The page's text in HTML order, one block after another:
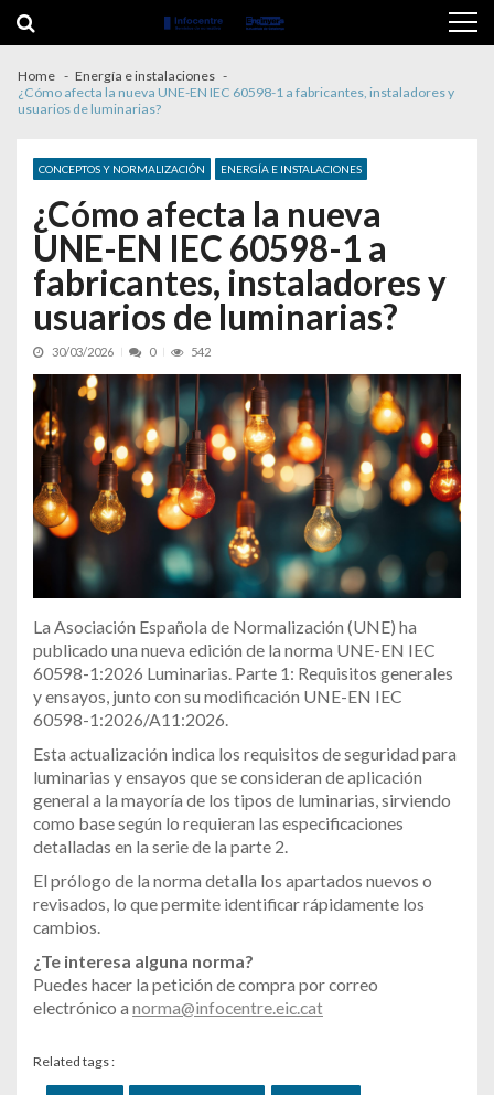
Home
Energía e instalaciones
¿Cómo afecta la nueva UNE-EN IEC 60598-1 a fabricantes, instaladores y
usuarios de luminarias?
CONCEPTOS Y NORMALIZACIÓN ENERGÍA E INSTALACIONES
¿Cómo afecta la nueva
UNE-EN IEC 60598-1 a
fabricantes, instaladores y
usuarios de luminarias?
30/03/2026 0 542
La Asociación Española de Normalización (UNE) ha
publicado una nueva edición de la norma UNE-EN IEC
60598-1:2026 Luminarias. Parte 1: Requisitos generales
y ensayos, junto con su modificación UNE-EN IEC
60598-1:2026/A11:2026.
Esta actualización indica los requisitos de seguridad para
luminarias y ensayos que se consideran de aplicación
general a la mayoría de los tipos de luminarias, sirviendo
como base según lo requieran las especificaciones
detalladas en la serie de la parte 2.
El prólogo de la norma detalla los apartados nuevos o
revisados, lo que permite identificar rápidamente los
cambios.
¿Te interesa alguna norma?
Puedes hacer la petición de compra por correo
electrónico a norma@infocentre.eic.cat
Related tags :